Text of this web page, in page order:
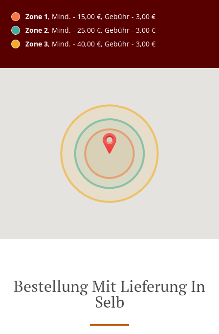
Zone 1, Mind. - 15,00 €, Gebühr - 3,00 €
Zone 2, Mind. - 25,00 €, Gebühr - 3,00 €
Zone 3, Mind. - 40,00 €, Gebühr - 3,00 €
Bestellung Mit Lieferung In
Selb